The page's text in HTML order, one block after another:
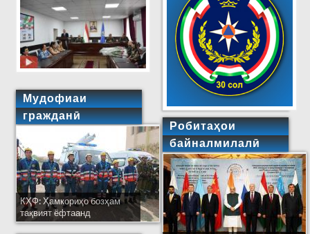
Мудофиаи
гражданӣ
КҲФ: Ҳамкориҳо бозҳам
тақвият ёфтаанд
Робитаҳои
байналмилалӣ